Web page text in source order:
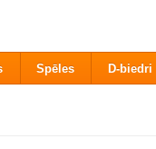
Spēles D-biedri